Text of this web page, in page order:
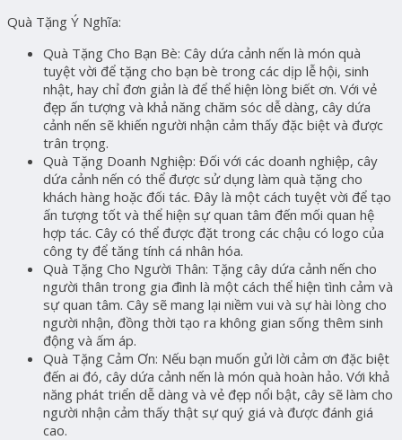
Quà Tặng Ý Nghĩa:
Quà Tặng Cho Bạn Bè: Cây dứa cảnh nến là món quà
tuyệt vời để tặng cho bạn bè trong các dịp lễ hội, sinh
nhật, hay chỉ đơn giản là để thể hiện lòng biết ơn. Với vẻ
đẹp ấn tượng và khả năng chăm sóc dễ dàng, cây dứa
cảnh nến sẽ khiến người nhận cảm thấy đặc biệt và được
trân trọng.
Quà Tặng Doanh Nghiệp: Đối với các doanh nghiệp, cây
dứa cảnh nến có thể được sử dụng làm quà tặng cho
khách hàng hoặc đối tác. Đây là một cách tuyệt vời để tạo
ấn tượng tốt và thể hiện sự quan tâm đến mối quan hệ
hợp tác. Cây có thể được đặt trong các chậu có logo của
công ty để tăng tính cá nhân hóa.
Quà Tặng Cho Người Thân: Tặng cây dứa cảnh nến cho
người thân trong gia đình là một cách thể hiện tình cảm và
sự quan tâm. Cây sẽ mang lại niềm vui và sự hài lòng cho
người nhận, đồng thời tạo ra không gian sống thêm sinh
động và ấm áp.
Quà Tặng Cảm Ơn: Nếu bạn muốn gửi lời cảm ơn đặc biệt
đến ai đó, cây dứa cảnh nến là món quà hoàn hảo. Với khả
năng phát triển dễ dàng và vẻ đẹp nổi bật, cây sẽ làm cho
người nhận cảm thấy thật sự quý giá và được đánh giá
cao.